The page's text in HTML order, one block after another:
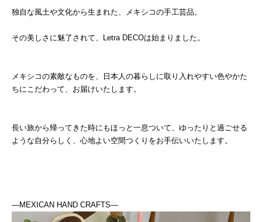
独自な風土や文化から生まれた、メキシコの手工芸品。
その美しさに魅了されて、Letra DECOは始まりました。
メキシコの素敵なものを、日本人の暮らしに取り入れやすい色やかた
ちにこだわって、お届けいたします。
長い旅から帰ってきた時にもほっと一息ついて、ゆったりと過ごせる
ような自分らしく、心地よい空間つくりをお手伝いいたします。
―MEXICAN HAND CRAFTS―